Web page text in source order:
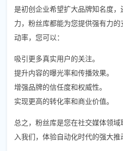
是初创企业希望扩大品牌知名度
力，粉丝库都能为您提供强有力
动率，您可以：
吸引更多真实用户的关注。
提升内容的曝光率和传播效果。
增强品牌的信任度和权威性。
实现更高的转化率和商业价值。
总之，粉丝库是您在社交媒体领
入我们，体验自动化时代的强大推